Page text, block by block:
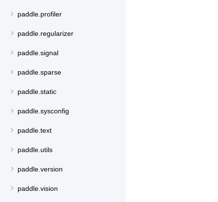
paddle.profiler
paddle.regularizer
paddle.signal
paddle.sparse
paddle.static
paddle.sysconfig
paddle.text
paddle.utils
paddle.version
paddle.vision